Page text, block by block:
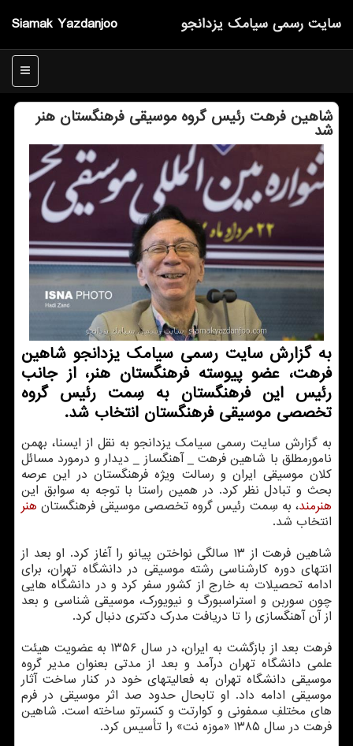
Siamak Yazdanjoo سایت رسمی سیامك یزدانجو
منو
شاهین فرهت رئیس گروه موسیقی فرهنگستان هنر
شد
به گزارش سایت رسمی سیامک یزدانجو شاهین
فرهت، عضو پیوسته فرهنگستان هنر، از جانب
رئیس این فرهنگستان به سِمت رئیس گروه
تخصصی موسیقی فرهنگستان انتخاب شد.
به گزارش سایت رسمی سیامک یزدانجو به نقل از ایسنا، بهمن
نامورمطلق با شاهین فرهت _ آهنگساز _ دیدار و درمورد مسائل
کلان موسیقی ایران و رسالت ویژه فرهنگستان در این عرصه
بحث و تبادل نظر کرد. در همین راستا با توجه به سوابق این
هنرمند، به سِمت رئیس گروه تخصصی موسیقی فرهنگستان هنر
انتخاب شد.
شاهین فرهت از ۱۳ سالگی نواختن پیانو را آغاز کرد. او بعد از
انتهای دوره کارشناسی رشته موسیقی در دانشگاه تهران، برای
ادامه تحصیلات به خارج از کشور سفر کرد و در دانشگاه هایی
چون سوربن و استراسبورگ و نیویورک، موسیقی شناسی و بعد
از آن آهنگسازی را تا دریافت مدرک دکتری دنبال کرد.
فرهت بعد از بازگشت به ایران، در سال ۱۳۵۶ به عضویت هیئت
علمی دانشگاه تهران درآمد و بعد از مدتی بعنوان مدیر گروه
موسیقی دانشگاه تهران به فعالیتهای خود در کنار ساخت آثار
موسیقی ادامه داد. او تابحال حدود صد اثر موسیقی در فرم
های مختلفِ سمفونی و کوارتت و کنسرتو ساخته است. شاهین
فرهت در سال ۱۳۸۵ «موزه نت» را تأسیس کرد.